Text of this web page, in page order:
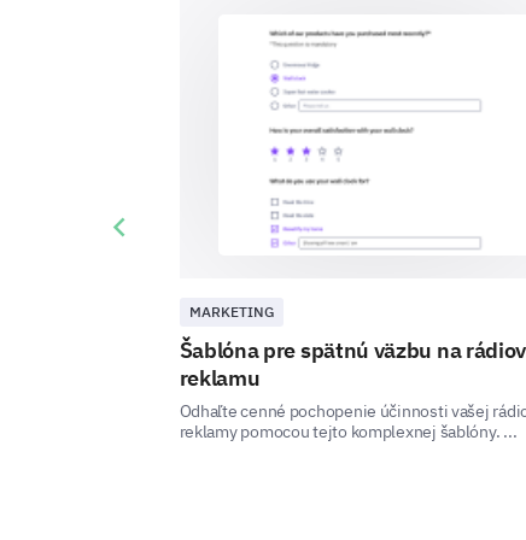
MARKETING
Šablóna pre spätnú väzbu na
reklamu
Odhaľte cenné pochopenie účinnosti vašej
reklamy pomocou tejto komplexnej šablóny. ...
Previous slide